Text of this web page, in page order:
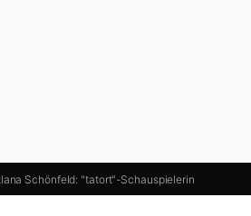
Schönfeld: "tatort"-Schauspielerin